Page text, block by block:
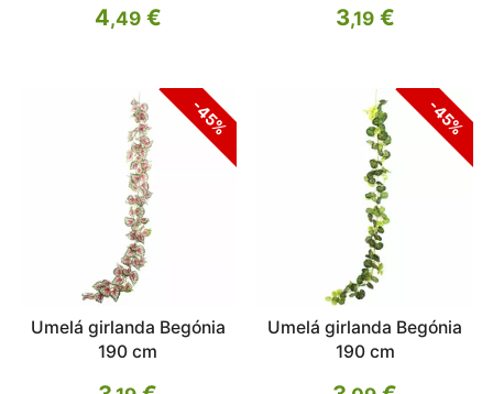
4,49€ 3,19€
-45%
Umelá girlanda Begónia
190 cm
-45%
Umelá girlanda Begónia
190 cm